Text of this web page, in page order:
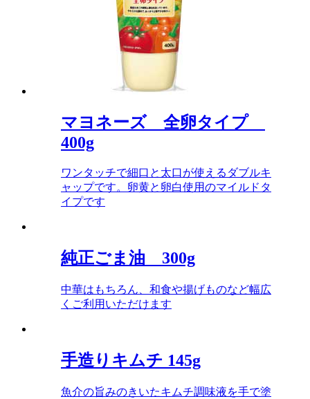
マヨネーズ 全卵タイプ
400g
ワンタッチで細口と太口が使えるダブルキ
ャップです。卵黄と卵白使用のマイルドタ
イプです
純正ごま油 300g
中華はもちろん、和食や揚げものなど幅広
くご利用いただけます
手造りキムチ 145g
魚介の旨みのきいたキムチ調味液を手で塗